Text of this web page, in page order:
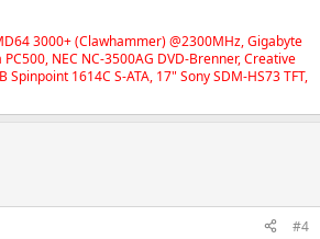
3000+ (Clawhammer) @2300MHz, Gigabyte
NEC NC-3500AG DVD-Brenner, Creative
Spinpoint 1614C S-ATA, 17" Sony SDM-HS73 TFT,
#4